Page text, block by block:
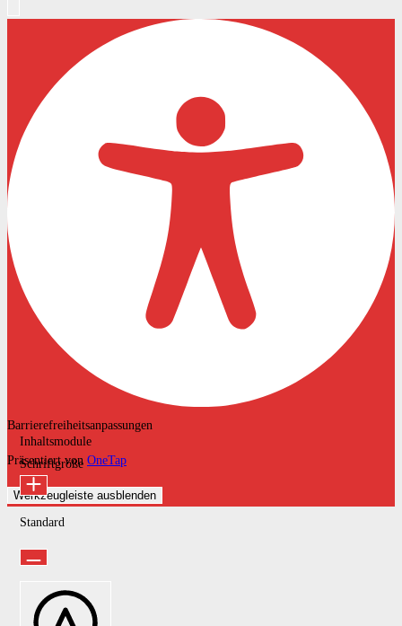
Barrierefreiheitsanpassungen
Präsentiert von OneTap
Werkzeugleiste ausblenden
Inhaltsmodule
Schriftgröße
Standard